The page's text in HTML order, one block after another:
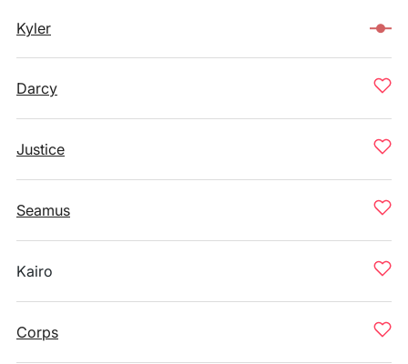
Kyler
Darcy
Justice
Seamus
Kairo
Corps